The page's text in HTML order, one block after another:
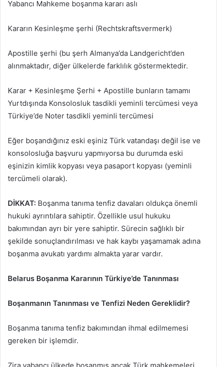
Yabancı Mahkeme boşanma kararı aslı
Kararın Kesinleşme şerhi (Rechtskraftsvermerk)
Apostille şerhi (bu şerh Almanya’da Landgericht’den
alınmaktadır, diğer ülkelerde farklılık göstermektedir.
Karar + Kesinleşme Şerhi + Apostille bunların tamamı
Yurtdışında Konsolosluk tasdikli yeminli tercümesi veya
Türkiye’de Noter tasdikli yeminli tercümesi
Eğer boşandığınız eski eşiniz Türk vatandaşı değil ise ve
konsolosluğa başvuru yapmıyorsa bu durumda eski
eşinizin kimlik kopyası veya pasaport kopyası (yeminli
tercümeli olarak).
DİKKAT: Boşanma tanıma tenfiz davaları oldukça önemli
hukuki ayrıntılara sahiptir. Özellikle usul hukuku
bakımından ayrı bir yere sahiptir. Sürecin sağlıklı bir
şekilde sonuçlandırılması ve hak kaybı yaşamamak adına
boşanma avukatı yardımı almakta yarar vardır.
Belarus Boşanma Kararının Türkiye’de Tanınması
Boşanmanın Tanınması ve Tenfizi Neden Gereklidir?
Boşanma tanıma tenfiz bakımından ihmal edilmemesi
gereken bir işlemdir.